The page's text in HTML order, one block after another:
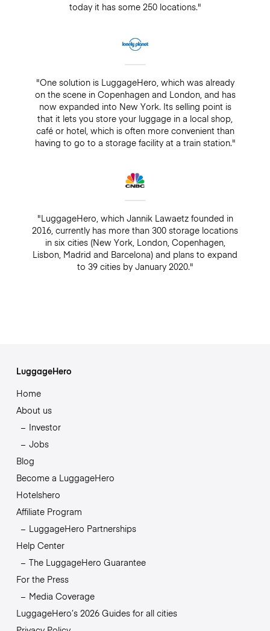
today it has some 250 locations."
"One solution is LuggageHero, which was already
on the scene in Copenhagen and London, and has
now expanded into New York. Its selling point is
that it lets you store your luggage in a local shop,
café or hotel, which is often more convenient than
having to go to a storage facility at a train station."
"LuggageHero, which Jannik Lawaetz founded in
2016, currently has more than 300 storage locations
in six cities (New York, London, Copenhagen,
Lisbon, Madrid and Barcelona) and plans to expand
to 39 cities by January 2020."
LuggageHero
Home
About us
Investor
Jobs
Blog
Become a LuggageHero
Hotelshero
Affiliate Program
LuggageHero Partnerships
Help Center
The LuggageHero Guarantee
For the Press
Media Coverage
LuggageHero’s 2026 Guides for all cities